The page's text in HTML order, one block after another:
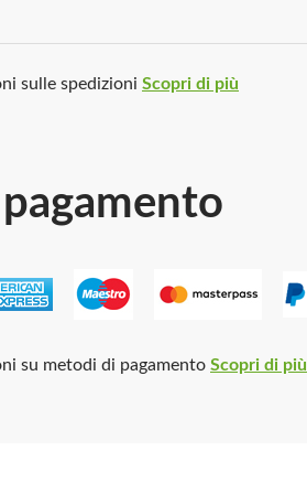
sulle spedizioni Scopri di più
su metodi di pagamento Scopri di più